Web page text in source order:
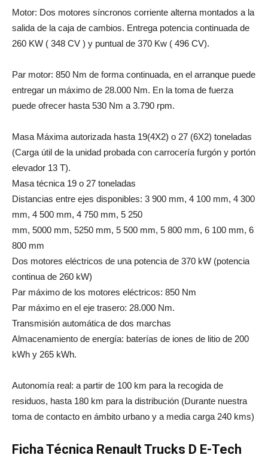
Motor: Dos motores síncronos corriente alterna montados a la
salida de la caja de cambios. Entrega potencia continuada de
260 KW ( 348 CV ) y puntual de 370 Kw ( 496 CV).
Par motor: 850 Nm de forma continuada, en el arranque puede
entregar un máximo de 28.000 Nm. En la toma de fuerza
puede ofrecer hasta 530 Nm a 3.790 rpm.
Masa Máxima autorizada hasta 19(4X2) o 27 (6X2) toneladas
(Carga útil de la unidad probada con carrocería furgón y portón
elevador 13 T).
Masa técnica 19 o 27 toneladas
Distancias entre ejes disponibles: 3 900 mm, 4 100 mm, 4 300
mm, 4 500 mm, 4 750 mm, 5 250
mm, 5000 mm, 5250 mm, 5 500 mm, 5 800 mm, 6 100 mm, 6
800 mm
Dos motores eléctricos de una potencia de 370 kW (potencia
continua de 260 kW)
Par máximo de los motores eléctricos: 850 Nm
Par máximo en el eje trasero: 28.000 Nm.
Transmisión automática de dos marchas
Almacenamiento de energía: baterías de iones de litio de 200
kWh y 265 kWh.
Autonomía real: a partir de 100 km para la recogida de
residuos, hasta 180 km para la distribución (Durante nuestra
toma de contacto en ámbito urbano y a media carga 240 kms)
Ficha Técnica Renault Trucks D E-Tech